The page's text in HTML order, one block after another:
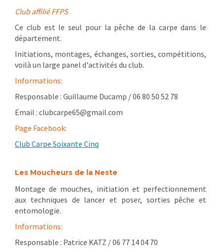
Club affilié FFPS
Ce club est le seul pour la pêche de la carpe dans le
département.
Initiations, montages, échanges, sorties, compétitions,
voilà un large panel d'activités du club.
Informations:
Responsable : Guillaume Ducamp / 06 80 50 52 78
Email : clubcarpe65@gmail.com
Page Facebook:
Club Carpe Soixante Cinq
Les Moucheurs de la Neste
Montage de mouches, initiation et perfectionnement
aux techniques de lancer et poser, sorties pêche et
entomologie.
Informations:
Responsable : Patrice KATZ / 06 77 14 04 70